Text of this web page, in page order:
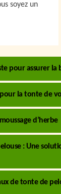
soyez un
pour assurer la
la tonte de
d’herbe
: Une
de tonte de